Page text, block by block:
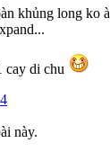
khủng long ko à
cay di chu
này.